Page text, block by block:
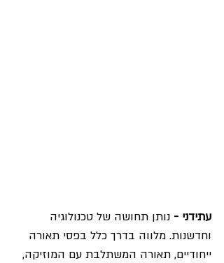
עתידני - נותן תחושה של טכנולוגיה
וחדשנות. מלווה בדרך כלל בפסי תאורה
ייחודיים, תאורה המשתלבת עם המוזיקה,